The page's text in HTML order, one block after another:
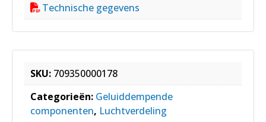
Technische gegevens
SKU: 709350000178
Categorieën: Geluiddempende
componenten, Luchtverdeling